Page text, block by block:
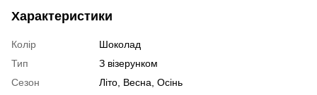
Характеристики
Колір
Шоколад
Тип
З візерунком
Сезон
Літо, Весна, Осінь